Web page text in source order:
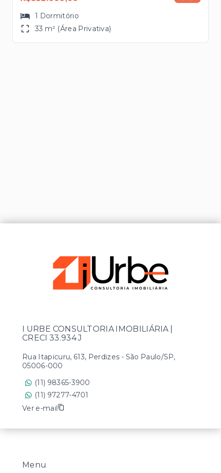
1 Dormitório
33 m² (Área Privativa)
Menu
I URBE CONSULTORIA IMOBILIÁRIA |
CRECI 33.934 J
Rua Itapicuru, 613, Perdizes - São Paulo/SP,
05006-000
(11) 98365-3900
(11) 97277-4701
Ver e-mail